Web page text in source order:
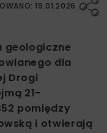
19.01.2026
geologiczne
dla
Drogi
21-
pomiędzy
i otwierają